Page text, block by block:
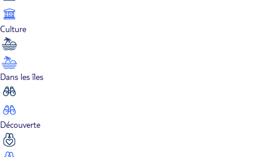
Culture
Dans les îles
Découverte